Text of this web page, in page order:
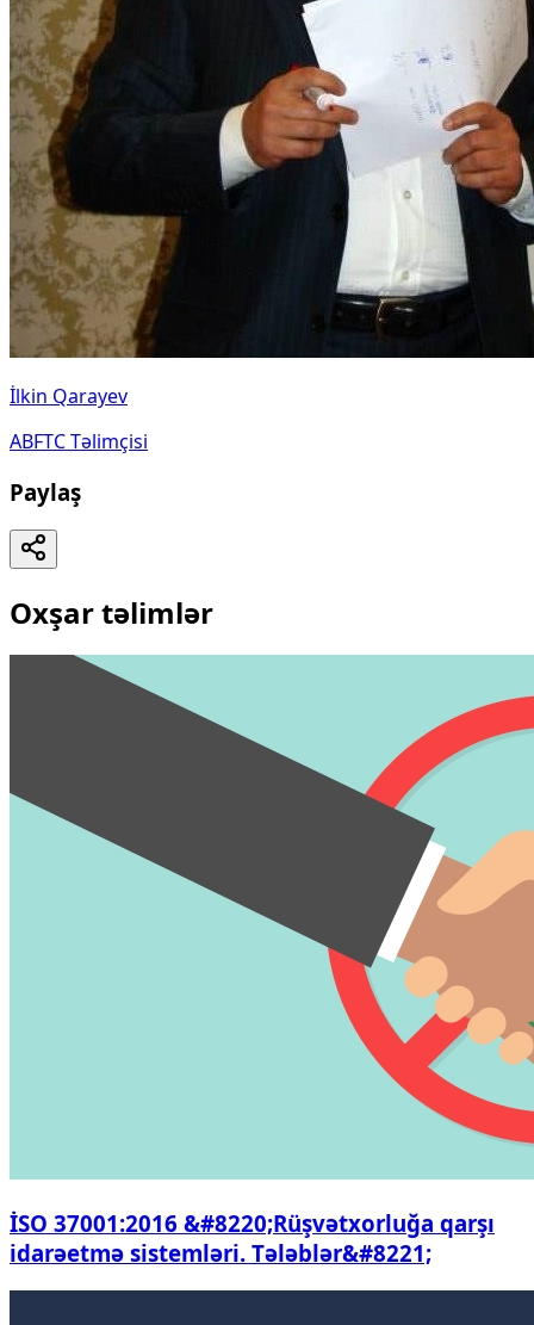
İlkin Qarayev
ABFTC Təlimçisi
Paylaş
Oxşar təlimlər
İSO 37001:2016 &#8220;Rüşvətxorluğa qarşı
idarəetmə sistemləri. Tələblər&#8221;